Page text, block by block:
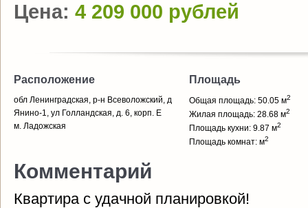
Цена: 4 209 000 рублей
Расположение
обл Ленинградская, р-н Всеволожский, д
Янино-1, ул Голландская, д. 6, корп. Е
м. Ладожская
Площадь
Общая площадь: 50.05 м2
Жилая площадь: 28.68 м2
Площадь кухни: 9.87 м2
Площадь комнат: м2
Комментарий
Квартира с удачной планировкой!